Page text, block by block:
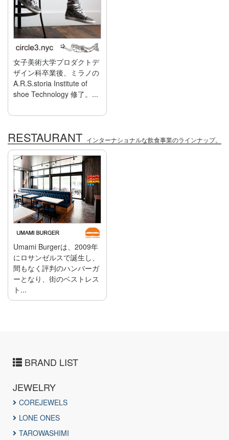
女子美術大学プロダクトデ
ザイン科卒業後、ミラノの
A.R.S.storia Institute of
shoe Technology 修了。...
RESTAURANT インターナショナルな飲食事業のラインナップ。
Umami Burgerは、2009年
にロサンゼルスで誕生し、
間もなく評判のハンバーガ
ーとなり、街のベストレス
ト...
BRAND LIST
JEWELRY
COREJEWELS
LONE ONES
TAROWASHIMI